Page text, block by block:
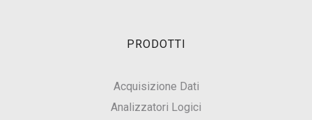
PRODOTTI
Acquisizione Dati
Analizzatori Logici